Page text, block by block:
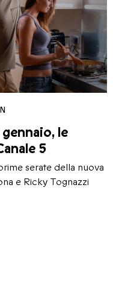
le
5
serate della nuova
e Ricky Tognazzi